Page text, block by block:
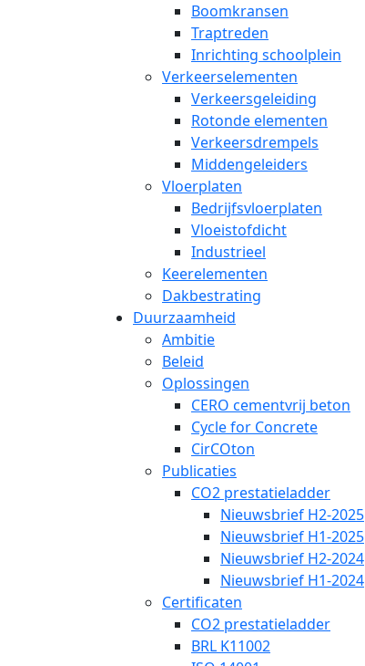
Boomkransen
Traptreden
Inrichting schoolplein
Verkeerselementen
Verkeersgeleiding
Rotonde elementen
Verkeersdrempels
Middengeleiders
Vloerplaten
Bedrijfsvloerplaten
Vloeistofdicht
Industrieel
Keerelementen
Dakbestrating
Duurzaamheid
Ambitie
Beleid
Oplossingen
CERO cementvrij beton
Cycle for Concrete
CirCOton
Publicaties
CO2 prestatieladder
Nieuwsbrief H2-2025
Nieuwsbrief H1-2025
Nieuwsbrief H2-2024
Nieuwsbrief H1-2024
Certificaten
CO2 prestatieladder
BRL K11002